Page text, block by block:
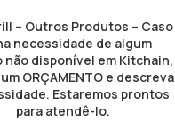
– Outros Produtos – Caso
necessidade de algum
não disponível em Kitchain,
ORÇAMENTO e descreva
Estaremos prontos
para atendê-lo.